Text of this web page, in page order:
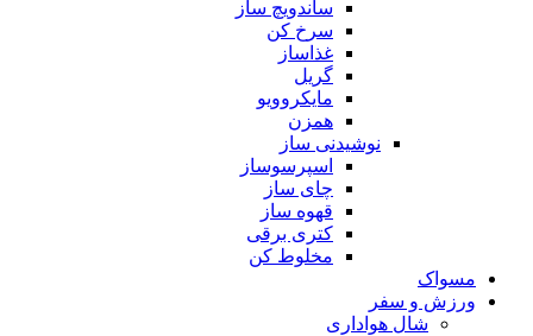
ساندویچ ساز
سرخ کن
غذاساز
گریل
مایکروویو
همزن
نوشیدنی ساز
اسپرسوساز
چای ساز
قهوه ساز
کتری برقی
مخلوط کن
مسواک
ورزش و سفر
شال هواداری